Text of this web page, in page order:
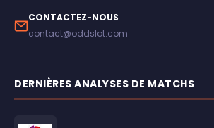
CONTACTEZ-NOUS
contact@oddslot.com
DERNIÈRES ANALYSES DE MATCHS